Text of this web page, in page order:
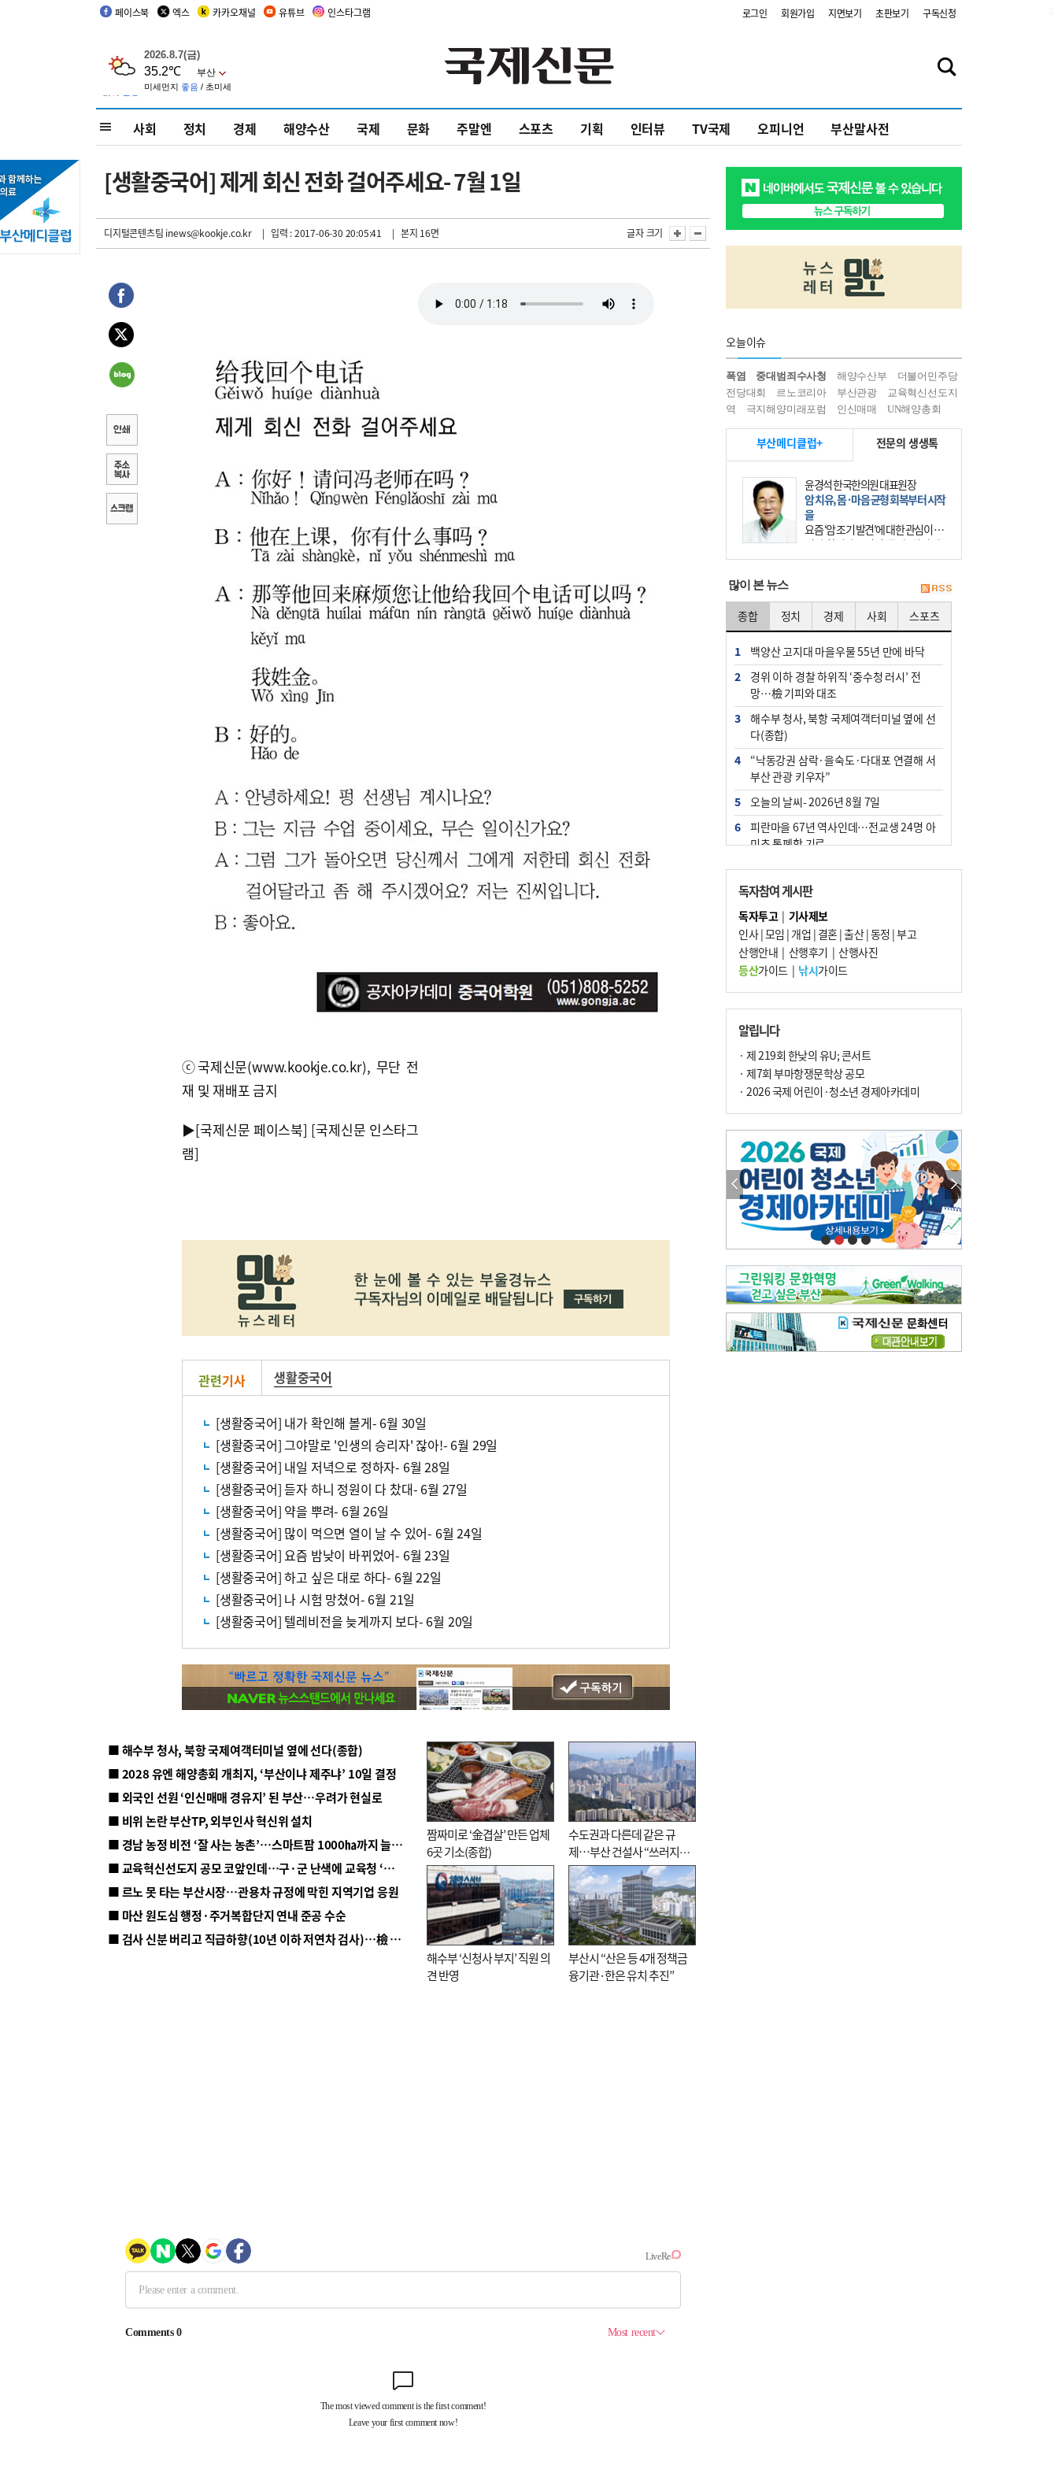
페이스북 엑스 카카오채널 유튜브 인스타그램 로그인 회원가입 지면보기 초판보기 구독신청
사회 정치 경제 해양수산 국제 문화 주말엔 스포츠 기획 인터뷰 TV국제 오피니언 부산말사전
[생활중국어] 제게 회신 전화 걸어주세요- 7월 1일
디지털콘텐츠팀 inews@kookje.co.kr | 입력 : 2017-06-30 20:05:41 | 본지 16면 글자 크기
ⓒ국제신문(www.kookje.co.kr), 무단 전
재 및 재배포 금지
▶[국제신문 페이스북] [국제신문 인스타그
램]
관련기사 생활중국어
[생활중국어] 내가 확인해 볼게- 6월 30일
[생활중국어] 그야말로 '인생의 승리자' 잖아!- 6월 29일
[생활중국어] 내일 저녁으로 정하자- 6월 28일
[생활중국어] 듣자 하니 정원이 다 찼대- 6월 27일
[생활중국어] 약을 뿌려- 6월 26일
[생활중국어] 많이 먹으면 열이 날 수 있어- 6월 24일
[생활중국어] 요즘 밤낮이 바뀌었어- 6월 23일
[생활중국어] 하고 싶은 대로 하다- 6월 22일
[생활중국어] 나 시험 망쳤어- 6월 21일
[생활중국어] 텔레비전을 늦게까지 보다- 6월 20일
■ 해수부 청사, 북항 국제여객터미널 옆에 선다(종합)
■ 2028 유엔 해양총회 개최지, ‘부산이냐 제주냐’ 10일 결정
■ 외국인 선원 ‘인신매매 경유지’ 된 부산…우려가 현실로
■ 비위 논란 부산TP, 외부인사 혁신위 설치
■ 경남 농정 비전 ‘잘 사는 농촌’…스마트팜 1000㏊까지 늘린다
■ 교육혁신선도지 공모 코앞인데…구·군 난색에 교육청 ‘쩔쩔’
■ 르노 못 타는 부산시장…관용차 규정에 막힌 지역기업 응원
■ 마산 원도심 행정·주거복합단지 연내 준공 수순
■ 검사 신분 버리고 직급하향(10년 이하 저연차 검사)…檢 중수청행 기피
짬짜미로 ‘金겹살’ 만든 업체
6곳 기소(종합)
수도권과 다른데 같은 규
제…부산 건설사 “쓰러지기
직전”
해수부 ‘신청사 부지’ 직원 의
견 반영
부산시 “산은 등 4개 정책금
융기관·한은 유치 추진”
오늘이슈
폭염 중대범죄수사청 해양수산부
더불어민주당
전당대회
르노코리아 부산관광
교육혁신선도지
역
극지해양미래포럼 인신매매 UN해양총회
부산메디클럽+ 전문의 생생톡
윤경석 한국한의원 대표원장
암 치유, 몸·마음 균형 회복부터 시작
을
요즘 ‘암 조기 발견’에 대한 관심이 커
진다. 하지만 그 이면에는 놓치기 쉬
운 함정이 하나 있다. 바로 성급한 치
많이 본 뉴스
종합 정치 경제 사회 스포츠
1
백양산 고지대 마을우물 55년 만에 바닥
2
경위 이하 경찰 하위직 ‘중수청 러시’ 전
망…檢 기피와 대조
3
해수부 청사, 북항 국제여객터미널 옆에 선
다(종합)
4
“낙동강권 삼락·을숙도·다대포 연결해 서
부산 관광 키우자”
5
오늘의 날씨- 2026년 8월 7일
6
피란마을 67년 역사인데…전교생 24명 아
미초 통폐합 기로
7
부울경 주말부터 비소식…‘극한 폭염’ 한풀
꺾일 듯
8
[사설] 해수부 신청사 북항으로 확정, 해양
수도 도약의 전환점
9
외국인 선원 ‘인신매매 경유지’ 된 부산…
우려가 현실로
10 르노 못 타는 부산시장…관용차 규정에 막
힌 지역기업 응원
독자참여 게시판
독자투고| 기사제보
인사|모임 | 개업 | 결혼|출산|동정 |부고
산행안내 | 산행후기 | 산행사진
등산가이드| 낚시가이드
알립니다
· 제 219회 한낮의 유U; 콘서트
· 제7회 부마항쟁문학상 공모
· 2026 국제 어린이·청소년 경제아카데미